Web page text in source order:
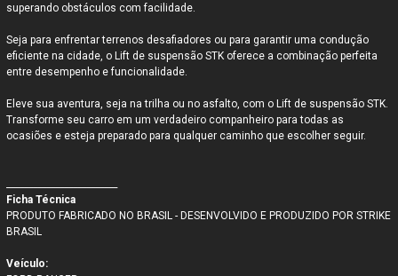
superando obstáculos com facilidade.
Seja para enfrentar terrenos desafiadores ou para garantir uma condução
eficiente na cidade, o Lift de suspensão STK oferece a combinação perfeita
entre desempenho e funcionalidade.
Eleve sua aventura, seja na trilha ou no asfalto, com o Lift de suspensão STK.
Transforme seu carro em um verdadeiro companheiro para todas as
ocasiões e esteja preparado para qualquer caminho que escolher seguir.
Ficha Técnica
PRODUTO FABRICADO NO BRASIL - DESENVOLVIDO E PRODUZIDO POR STRIKE
BRASIL
Veículo: